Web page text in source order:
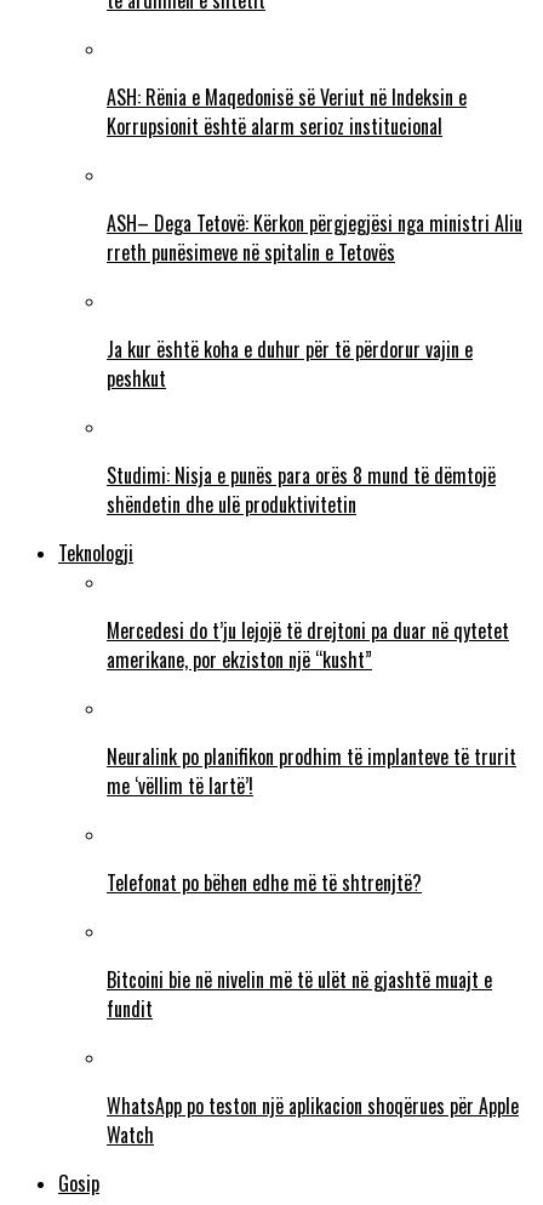
ASH: Rënia e Maqedonisë së Veriut në Indeksin e
Korrupsionit është alarm serioz institucional
ASH– Dega Tetovë: Kërkon përgjegjësi nga ministri Aliu
rreth punësimeve në spitalin e Tetovës
Ja kur është koha e duhur për të përdorur vajin e
peshkut
Studimi: Nisja e punës para orës 8 mund të dëmtojë
shëndetin dhe ulë produktivitetin
Teknologji
Mercedesi do t’ju lejojë të drejtoni pa duar në qytetet
amerikane, por ekziston një “kusht”
Neuralink po planifikon prodhim të implanteve të trurit
me ‘vëllim të lartë’!
Telefonat po bëhen edhe më të shtrenjtë?
Bitcoini bie në nivelin më të ulët në gjashtë muajt e
fundit
WhatsApp po teston një aplikacion shoqërues për Apple
Watch
Gosip